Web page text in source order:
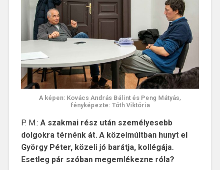
A képen: Kovács András Bálint és Peng Mátyás,
fényképezte: Tóth Viktória
P. M.: A szakmai rész után személyesebb
dolgokra térnénk át. A közelmúltban hunyt el
György Péter, közeli jó barátja, kollégája.
Esetleg pár szóban megemlékezne róla?